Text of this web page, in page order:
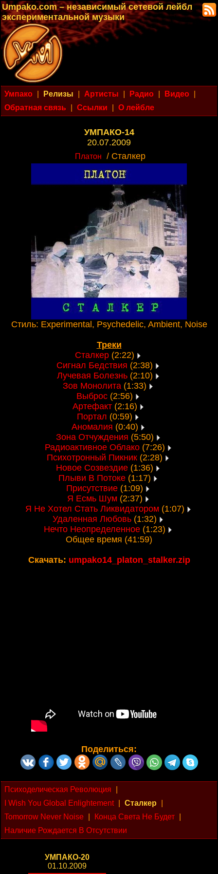
Umpako.com – независимый сетевой лейбл
экспериментальной музыки
Умпако Релизы Артисты Радио Видео
Обратная связь
Ссылки О лейбле
УМПАКО-14
20.07.2009
Платон / Сталкер
Стиль: Experimental, Psychedelic, Ambient, Noise
Треки
Сталкер (2:22)
Сигнал Бедствия (2:38)
Лучевая Болезнь(2:10)
Зов Монолита (1:33)
Выброс (2:56)
Артефакт(2:16)
Портал (0:59)
Аномалия (0:40)
Зона Отчуждения (5:50)
Радиоактивное Облако(7:26)
Психотронный Пикник (2:28)
Новое Созвездие (1:36)
Плыви В Потоке (1:17)
Присутствие (1:09)
Я Есмь Шум(2:37)
Я Не Хотел Стать Ликвидатором(1:07)
Удаленная Любовь (1:32)
Нечто Неопределенное (1:23)
Общее время (41:59)
Скачать: umpako14_platon_stalker.zip
Поделиться:
Психоделическая Революция
I Wish You Global Enlightement
Сталкер
Tomorrow Never Noise
Конца Света Не Будет
Наличие Рождается В Отсутствии
УМПАКО-20
01.10.2009